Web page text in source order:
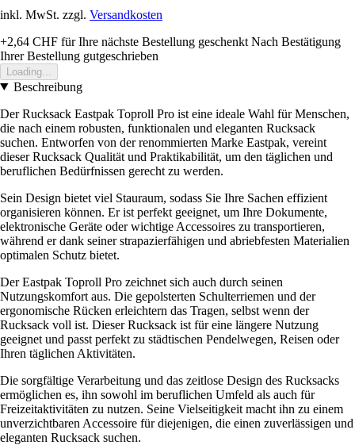
inkl. MwSt. zzgl. Versandkosten
+2,64 CHF für Ihre nächste Bestellung geschenkt Nach Bestätigung
Ihrer Bestellung gutgeschrieben
Loading...
Beschreibung
Der Rucksack Eastpak Toproll Pro ist eine ideale Wahl für Menschen,
die nach einem robusten, funktionalen und eleganten Rucksack
suchen. Entworfen von der renommierten Marke Eastpak, vereint
dieser Rucksack Qualität und Praktikabilität, um den täglichen und
beruflichen Bedürfnissen gerecht zu werden.
Sein Design bietet viel Stauraum, sodass Sie Ihre Sachen effizient
organisieren können. Er ist perfekt geeignet, um Ihre Dokumente,
elektronische Geräte oder wichtige Accessoires zu transportieren,
während er dank seiner strapazierfähigen und abriebfesten Materialien
optimalen Schutz bietet.
Der Eastpak Toproll Pro zeichnet sich auch durch seinen
Nutzungskomfort aus. Die gepolsterten Schulterriemen und der
ergonomische Rücken erleichtern das Tragen, selbst wenn der
Rucksack voll ist. Dieser Rucksack ist für eine längere Nutzung
geeignet und passt perfekt zu städtischen Pendelwegen, Reisen oder
Ihren täglichen Aktivitäten.
Die sorgfältige Verarbeitung und das zeitlose Design des Rucksacks
ermöglichen es, ihn sowohl im beruflichen Umfeld als auch für
Freizeitaktivitäten zu nutzen. Seine Vielseitigkeit macht ihn zu einem
unverzichtbaren Accessoire für diejenigen, die einen zuverlässigen und
eleganten Rucksack suchen.